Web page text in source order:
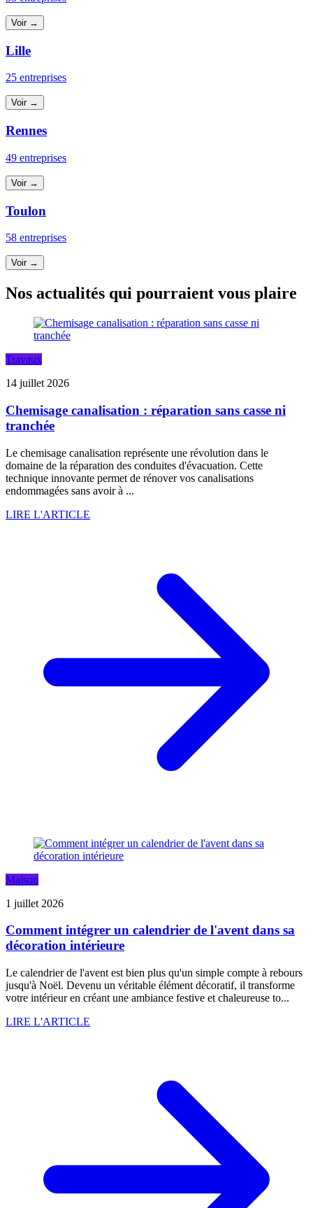
Voir →
Lille
25 entreprises
Voir →
Rennes
49 entreprises
Voir →
Toulon
58 entreprises
Voir →
Nos actualités qui pourraient vous plaire
Travaux
14 juillet 2026
Chemisage canalisation : réparation sans casse ni
tranchée
Le chemisage canalisation représente une révolution dans le
domaine de la réparation des conduites d'évacuation. Cette
technique innovante permet de rénover vos canalisations
endommagées sans avoir à ...
LIRE L'ARTICLE
Maison
1 juillet 2026
Comment intégrer un calendrier de l'avent dans sa
décoration intérieure
Le calendrier de l'avent est bien plus qu'un simple compte à rebours
jusqu'à Noël. Devenu un véritable élément décoratif, il transforme
votre intérieur en créant une ambiance festive et chaleureuse to...
LIRE L'ARTICLE